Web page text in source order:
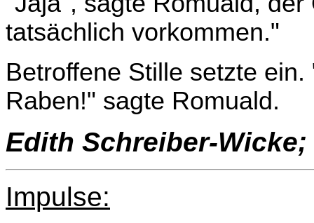
tatsächlich vorkommen."
Betroffene Stille setzte
Raben!" sagte Romuald.
Edith Schreiber-
Impulse: